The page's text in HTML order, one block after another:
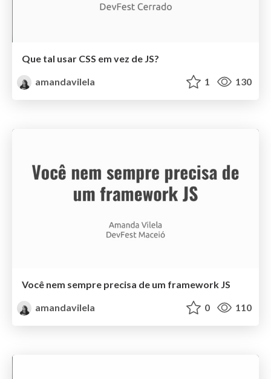
Que tal usar CSS em vez de JS?
amandavilela
1 130
Você nem sempre precisa de um framework JS
amandavilela
0 110